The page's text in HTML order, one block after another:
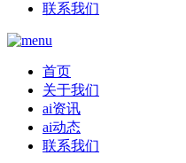
联系我们
首页
关于我们
ai资讯
ai动态
联系我们